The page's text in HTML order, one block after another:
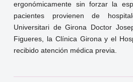
ergonómicamente sin forzar la
pacientes provienen de
Universitari de Girona Doctor
Figueres, la Clínica Girona y el
recibido atención médica previa.